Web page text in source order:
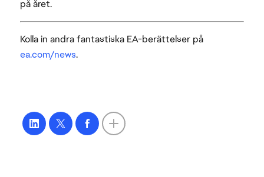
på året.
Kolla in andra fantastiska EA-berättelser på
ea.com/news.